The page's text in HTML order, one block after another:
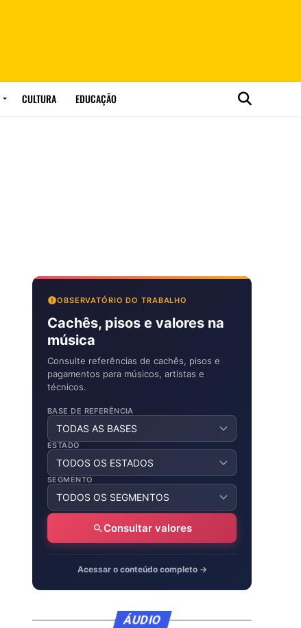
CULTURA EDUCAÇÃO
OBSERVATÓRIO DO TRABALHO
Cachês, pisos e valores na
música
Consulte referências de cachês, pisos e
pagamentos para músicos, artistas e
técnicos.
BASE DE REFERÊNCIA
ESTADO
SEGMENTO
Consultar valores
Acessar o conteúdo completo →
ÁUDIO